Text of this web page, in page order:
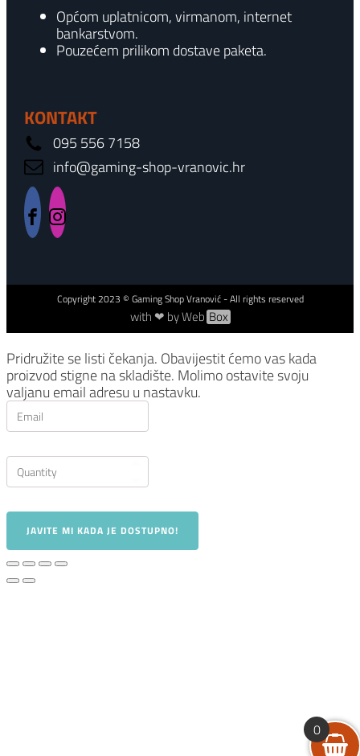
Općom uplatnicom, virmanom, internet
bankarstvom.
Pouzećem prilikom dostave paketa.
KONTAKT
095 556 7158
info@gaming-shop-vranovic.hr
Copyright2023 © Gaming Shop Vranović - All rights reserved
with ❤ by Web Box
0
Pridružite se listi čekanja. Obavijestit ćemo vas kada
proizvod stigne na skladište. Molimo ostavite svoju
valjanu email adresu u nastavku.
JAVITE MI KADA JE DOSTUPNO!